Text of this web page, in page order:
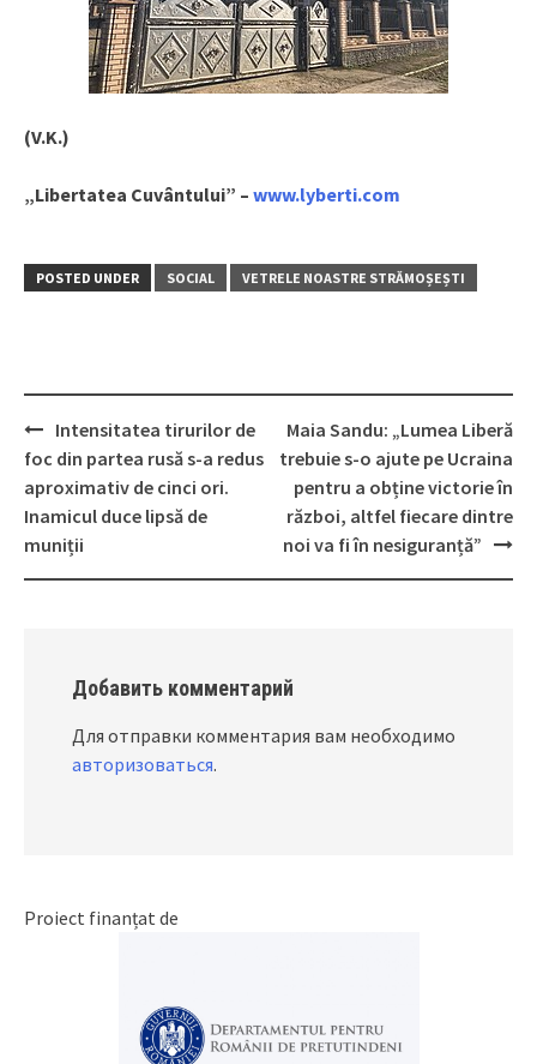
(V.K.)
„Libertatea Cuvântului” – www.lyberti.com
POSTED UNDER SOCIAL VETRELE NOASTRE STRĂMOȘEȘTI
Post
navigation
Intensitatea tirurilor de
foc din partea rusă s-a redus
aproximativ de cinci ori.
Inamicul duce lipsă de
muniții
Maia Sandu: „Lumea Liberă
trebuie s-o ajute pe Ucraina
pentru a obține victorie în
război, altfel fiecare dintre
noi va fi în nesiguranță”
Добавить комментарий
Для отправки комментария вам необходимо
авторизоваться.
Proiect finanțat de